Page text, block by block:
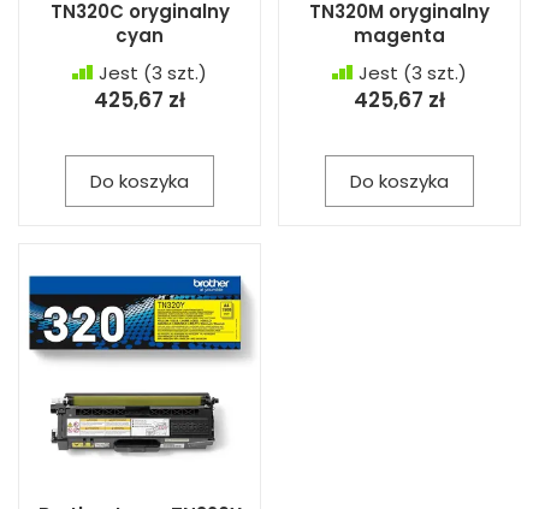
TN320C oryginalny
cyan
Jest (3 szt.)
425,67 zł
Do koszyka
TN320M oryginalny
magenta
Jest (3 szt.)
425,67 zł
Do koszyka